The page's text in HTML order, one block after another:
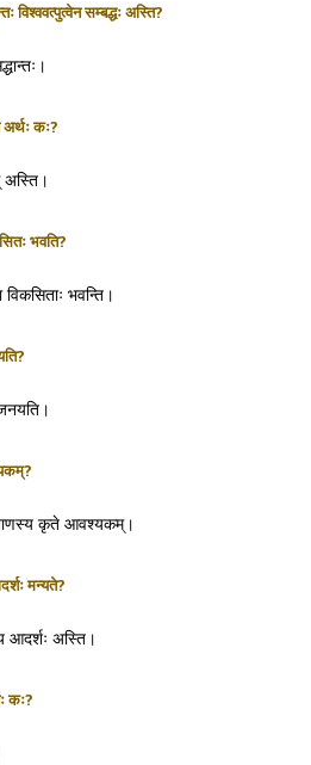
विश्ववत्पुत्वेन सम्बद्धः अस्ति?
कः?
अस्ति।
भवति?
भवन्ति।
कृते आवश्यकम्।
मन्यते?
आदर्शः अस्ति।
कः?